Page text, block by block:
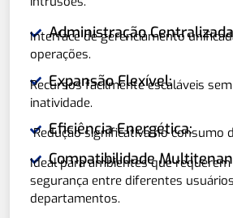
Administração
Interface de gerenciamento
operações.
Expansão Flexível:
Recursos facilmente escaláveis
inatividade.
Eficiência Energética:
Redução significativa no consumo
Compatibilidade
Ideal para ambientes que
segurança entre diferentes
departamentos.